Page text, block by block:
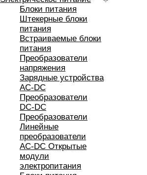
Блоки питания
Штекерные блоки
питания
Встраиваемые блоки
питания
Преобразователи
напряжения
Зарядные устройства
AC-DC
Преобразователи
DC-DC
Преобразователи
Линейные
преобразователи
AC-DC Открытые
модули
электропитания